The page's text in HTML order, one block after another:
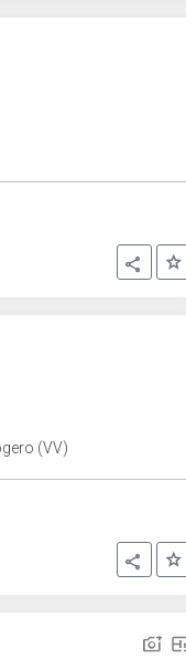
(VV)